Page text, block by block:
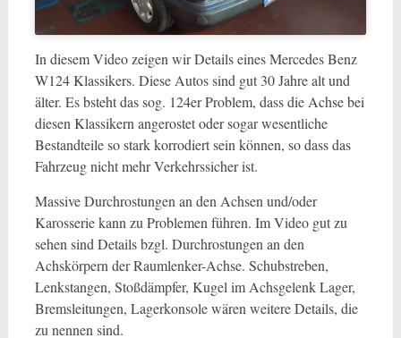
In diesem Video zeigen wir Details eines Mercedes Benz
W124 Klassikers. Diese Autos sind gut 30 Jahre alt und
älter. Es bsteht das sog. 124er Problem, dass die Achse bei
diesen Klassikern angerostet oder sogar wesentliche
Bestandteile so stark korrodiert sein können, so dass das
Fahrzeug nicht mehr Verkehrssicher ist.
Massive Durchrostungen an den Achsen und/oder
Karosserie kann zu Problemen führen. Im Video gut zu
sehen sind Details bzgl. Durchrostungen an den
Achskörpern der Raumlenker-Achse. Schubstreben,
Lenkstangen, Stoßdämpfer, Kugel im Achsgelenk Lager,
Bremsleitungen, Lagerkonsole wären weitere Details, die
zu nennen sind.